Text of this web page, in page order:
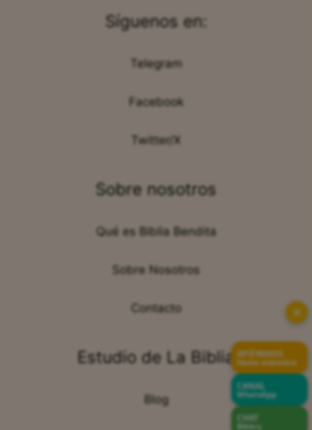
Síguenos en:
Telegram
Facebook
Twitter/X
Sobre nosotros
Qué es Biblia Bendita
Sobre Nosotros
Contacto
Estudio de La Biblia
Blog
✕
APÓYANOS
Hazte miembro
CANAL
WhatsApp
CHAT
Bíblico